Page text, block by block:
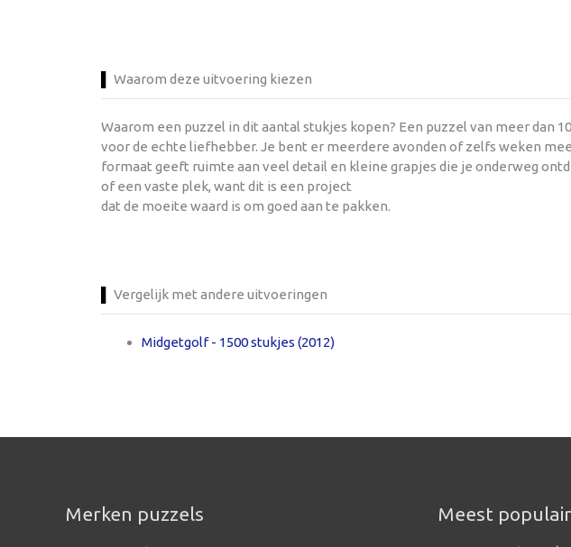
Waarom deze uitvoering kiezen
Waarom een puzzel in dit aantal stukjes kopen? Een puzzel van meer dan
voor de echte liefhebber. Je bent er meerdere avonden of zelfs weken
formaat geeft ruimte aan veel detail en kleine grapjes die je onderweg
of een vaste plek, want dit is een project
dat de moeite waard is om goed aan te pakken.
Vergelijk met andere uitvoeringen
Midgetgolf - 1500 stukjes (2012)
Merken puzzels Meest populair